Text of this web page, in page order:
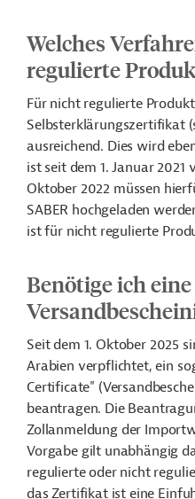
Welches
regulierte
Für nicht regulierte
Selbsterklärungszertifikat
ausreichend. Dies wird
ist seit dem 1. Januar
Oktober 2022 müssen
SABER hochgeladen
ist für nicht regulierte
Benötige ich eine
Seit dem 1. Oktober 2025
Arabien verpflichtet, ein
Certificate"
beantragen. Die
Zollanmeldung der
Vorgabe gilt unabhängig
regulierte oder nicht
das Zertifikat ist eine